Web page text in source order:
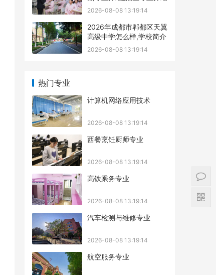
2026-08-08 13:19:14
2026年成都市郫都区天翼
高级中学怎么样,学校简介
2026-08-08 13:19:14
热门专业
计算机网络应用技术
2026-08-08 13:19:14
西餐烹饪厨师专业
2026-08-08 13:19:14
高铁乘务专业
2026-08-08 13:19:14
汽车检测与维修专业
2026-08-08 13:19:14
航空服务专业